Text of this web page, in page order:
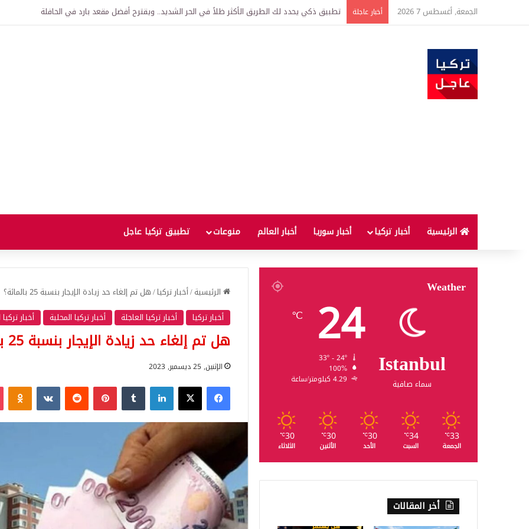
الجمعة, أغسطس 7 2026 أخبار عاجلة تركيا وسوريا توقعان اتفاقية لإنشاء “الجامعة السورية التركية” في دمشق.. منح دراسية واعتراف بالشهادات
الرئيسية أخبار تركيا أخبار سوريا أخبار العالم منوعات تطبيق تركيا عاجل
الرئيسية/أخبار تركيا/هل تم إلغاء حد زيادة الإيجار بنسبة 25 بالمائة؟
أخبار تركيا
أخبار تركيا العاجلة أخبار تركيا المحلية أخبار
هل تم إلغاء حد زيادة الإيجار بنسبة 25 بالمائة؟
الإثنين, 25 ديسمبر, 2023
فيسبوك‫X لينكدإن بينتيريست
Weather
Istanbul
سماء صافية
24
℃
100%
4.29 كيلومتر/ساعة
33
℃
الجمعة
34
℃
السبت
30
℃
الأحد
30
℃
الأثنين
30
℃
الثلاثاء
أخر المقالات